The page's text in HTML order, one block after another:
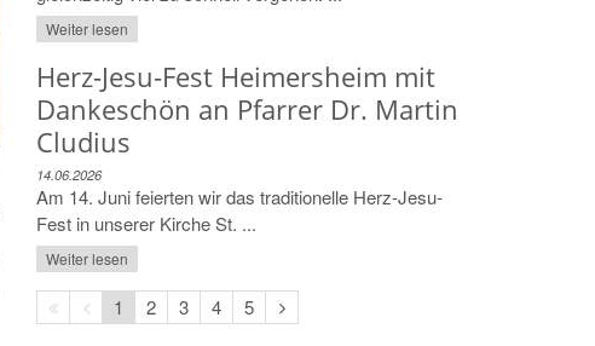
Weiter lesen
Herz-Jesu-Fest Heimersheim mit
Dankeschön an Pfarrer Dr. Martin
Cludius
14.06.2026
Am 14. Juni feierten wir das traditionelle Herz-Jesu-
Fest in unserer Kirche St. ...
Weiter lesen
Erste
Seite
Vorherige
Seite
1 2 3 4 5
Nächste
Seite